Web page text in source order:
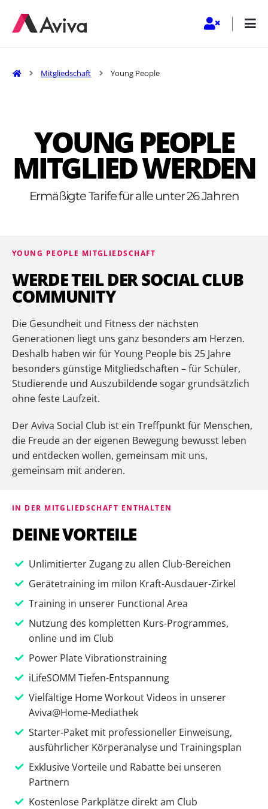
StartseiteMitgliedschaft Young People
YOUNG PEOPLE
MITGLIED WERDEN
Ermäßigte Tarife für alle unter 26 Jahren
YOUNG PEOPLE MITGLIEDSCHAFT
WERDE TEIL DER SOCIAL CLUB
COMMUNITY
Die Gesundheit und Fitness der nächsten
Generationen liegt uns ganz besonders am Herzen.
Deshalb haben wir für Young People bis 25 Jahre
besonders günstige Mitgliedschaften – für Schüler,
Studierende und Auszubildende sogar grundsätzlich
ohne feste Laufzeit.
Der Aviva Social Club ist ein Treffpunkt für Menschen,
die Freude an der eigenen Bewegung bewusst leben
und entdecken wollen, gemeinsam mit uns,
gemeinsam mit anderen.
IN DER MITGLIEDSCHAFT ENTHALTEN
DEINE VORTEILE
Unlimitierter Zugang zu allen Club-Bereichen
Gerätetraining im milon Kraft-Ausdauer-Zirkel
Training in unserer Functional Area
Nutzung des kompletten Kurs-Programmes,
online und im Club
Power Plate Vibrationstraining
iLifeSOMM Tiefen-Entspannung
Vielfältige Home Workout Videos in unserer
Aviva@Home-Mediathek
Starter-Paket mit professioneller Einweisung,
ausführlicher Körperanalyse und Trainingsplan
Exklusive Vorteile und Rabatte bei unseren
Partnern
Kostenlose Parkplätze direkt am Club